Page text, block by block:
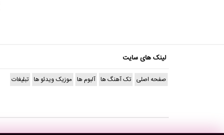
لینک های سایت
صفحه اصلی تک آهنگ ها آلبوم ها موزیک ویدئو ها تبلیغات